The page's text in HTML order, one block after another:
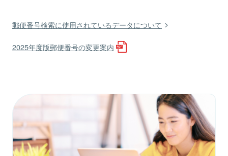
郵便番号検索に使用されているデータについて
2025年度版郵便番号の変更案内